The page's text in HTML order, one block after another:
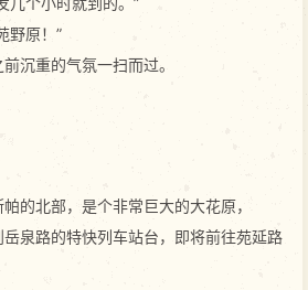
野原！”
沉重的气氛一扫而过。
的北部，是个非常巨大的大花原，
泉路的特快列车站台，即将前往苑延路